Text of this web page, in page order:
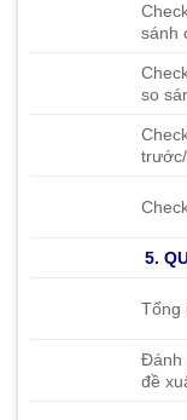
sánh
so
5.
Tổng
Đánh
đề